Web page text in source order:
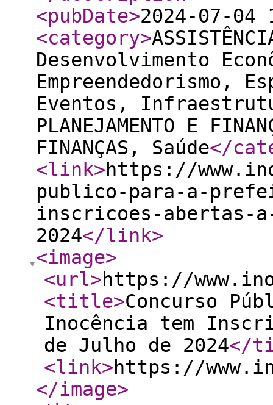
<pubDate>2024-07-04
<category>
Desenvolvimento
Empreendedorismo,
Eventos,
PLANEJAMENTO E
FINANÇAS, Saúde</
<link>https://
publico-para-a-
inscricoes-abertas-
2024</link>
<image>
<url>https://
<title>Concurso
Inocência tem
de Julho de 2024</
<link>https://
</image>